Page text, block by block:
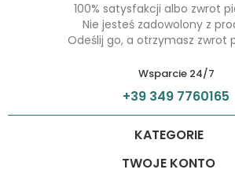
100% satysfakcji albo zwrot
Nie jesteś zadowolony z
Odeślij go, a otrzymasz zwrot
Wsparcie 24/7
+39 349 7760165
KATEGORIE
TWOJE KONTO